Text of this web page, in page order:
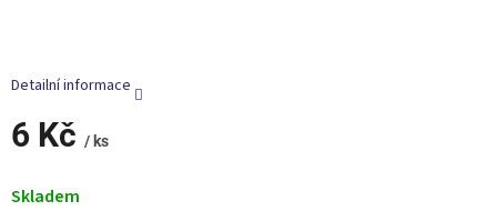
6 Kč / ks
cena:
Skladem
Detailní informace